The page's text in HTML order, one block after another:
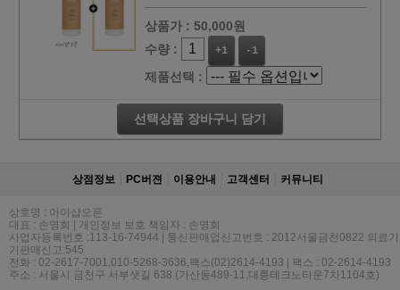
상품가 : 50,000원
수량 :
+1 -1
제품선택 :
선택상품 장바구니 담기
상점정보 PC버젼 이용안내 고객센터 커뮤니티
상호명 : 아이샵오픈
대표 : 손영희 | 개인정보 보호 책임자 : 손영희
사업자등록번호 :113-16-74944 | 통신판매업신고번호 : 2012서울금천0822 의료기
기판매신고:545
전화 : 02-2617-7001,010-5268-3636,팩스(02)2614-4193 | 팩스 : 02-2614-4193
주소 : 서울시 금천구 서부샛길 638 (가산동489-11,대륭테크노타운7차1104호)